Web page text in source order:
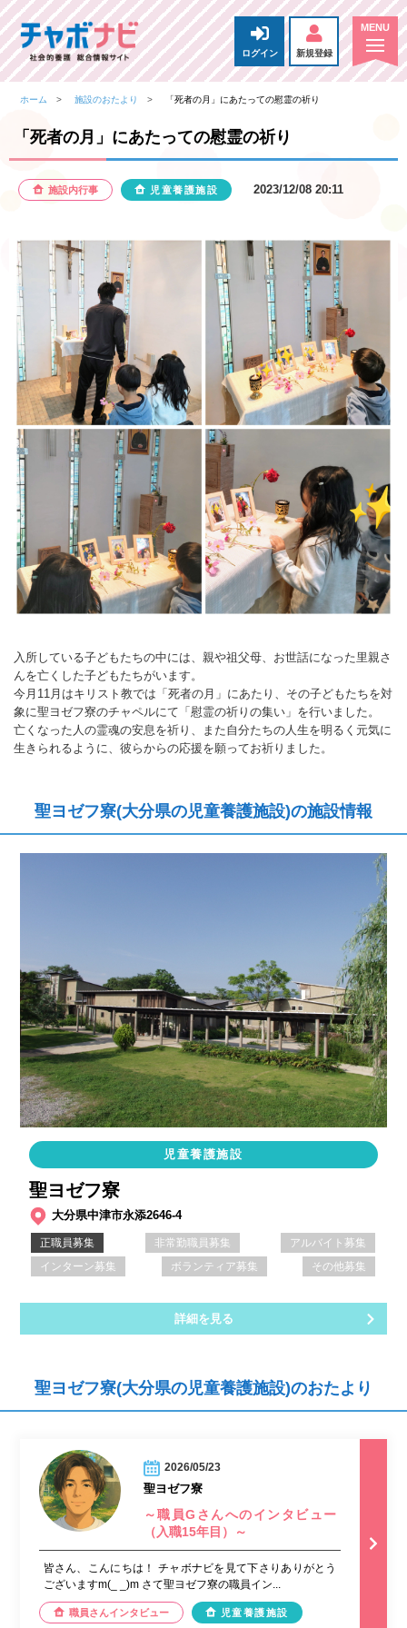
ログイン 新規登録
ホーム 施設のおたより 「死者の月」にあたっての慰霊の祈り
「死者の月」にあたっての慰霊の祈り
施設内行事 児童養護施設 2023/12/08 20:11
入所している子どもたちの中には、親や祖父母、お世話になった里親さ
んを亡くした子どもたちがいます。
今月11月はキリスト教では「死者の月」にあたり、その子どもたちを対
象に聖ヨゼフ寮のチャペルにて「慰霊の祈りの集い」を行いました。
亡くなった人の霊魂の安息を祈り、また自分たちの人生を明るく元気に
生きられるように、彼らからの応援を願ってお祈りました。
聖ヨゼフ寮(大分県の児童養護施設)の施設情報
児童養護施設
聖ヨゼフ寮
大分県中津市永添2646-4
正職員募集 非常勤職員募集
アルバイト募集
インターン募集
ボランティア募集 その他募集
詳細を見る
聖ヨゼフ寮(大分県の児童養護施設)のおたより
2026/05/23
聖ヨゼフ寮
～職員Gさんへのインタビュー
（入職15年目）～
皆さん、こんにちは！ チャボナビを見て下さりありがとう
ございますm(_ _)m さて聖ヨゼフ寮の職員イン...
職員さんインタビュー 児童養護施設